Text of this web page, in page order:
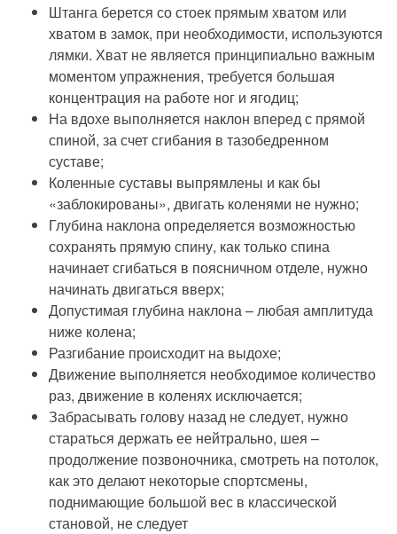
Штанга берется со стоек прямым хватом или
хватом в замок, при необходимости, используются
лямки. Хват не является принципиально важным
моментом упражнения, требуется большая
концентрация на работе ног и ягодиц;
На вдохе выполняется наклон вперед с прямой
спиной, за счет сгибания в тазобедренном
суставе;
Коленные суставы выпрямлены и как бы
«заблокированы», двигать коленями не нужно;
Глубина наклона определяется возможностью
сохранять прямую спину, как только спина
начинает сгибаться в поясничном отделе, нужно
начинать двигаться вверх;
Допустимая глубина наклона – любая амплитуда
ниже колена;
Разгибание происходит на выдохе;
Движение выполняется необходимое количество
раз, движение в коленях исключается;
Забрасывать голову назад не следует, нужно
стараться держать ее нейтрально, шея –
продолжение позвоночника, смотреть на потолок,
как это делают некоторые спортсмены,
поднимающие большой вес в классической
становой, не следует